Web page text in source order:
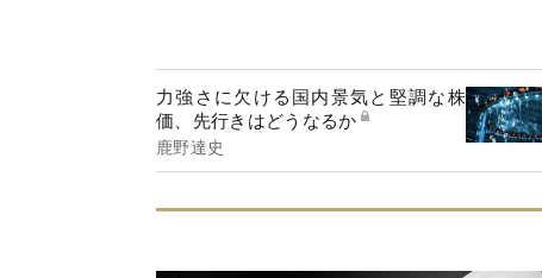
力強さに欠ける国内景気と堅調な株
価、先行きはどうなるか
鹿野達史